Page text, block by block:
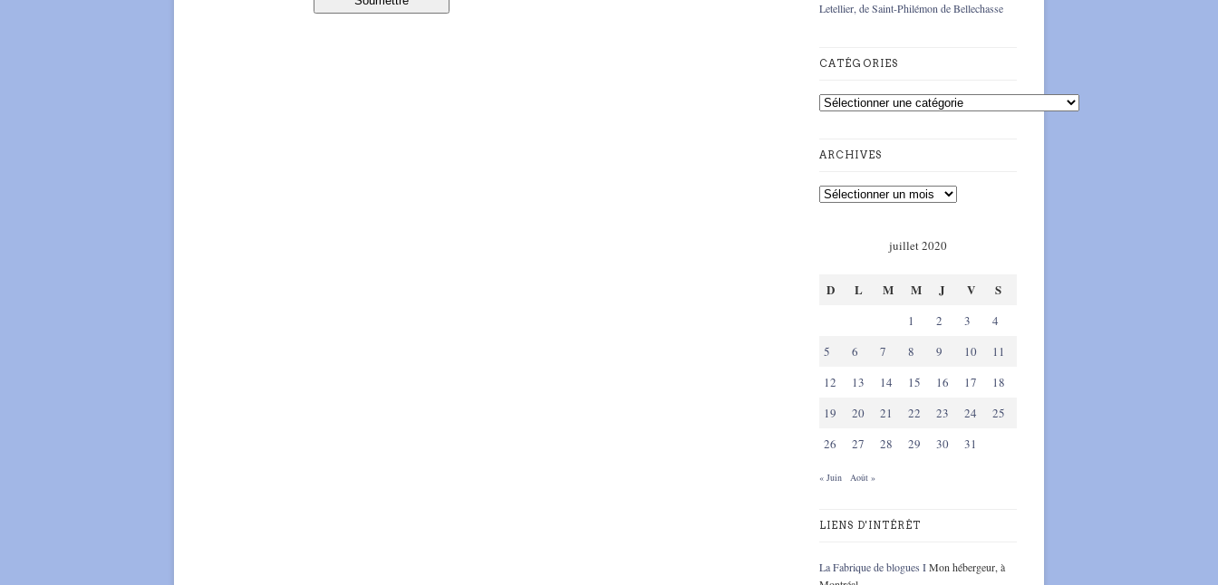
Letellier, de Saint-Philémon de Bellechasse
CATÉGORIES
ARCHIVES
juillet 2020
D L M M J V S
1 2 3
4
5
6 7 8 9 10
11
12
13 14 15 16 17
18
19
20 21 22 23 24
25
26
27 28 29 30 31
« Juin Août »
LIENS D'INTÉRÊT
La Fabrique de blogues IMon hébergeur, à